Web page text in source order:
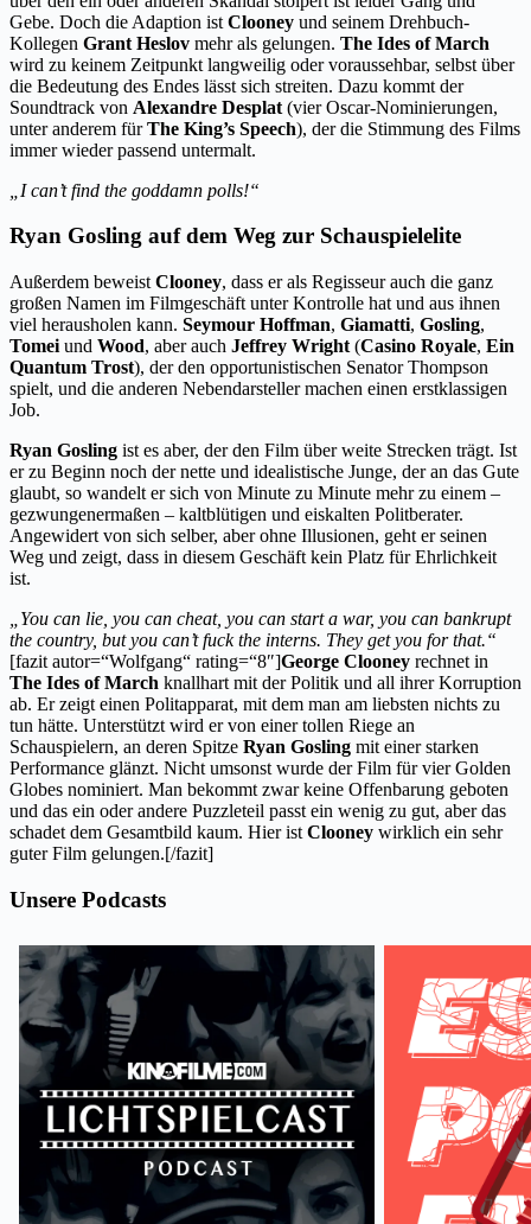
Gebe. Doch die Adaption ist Clooney und seinem Drehbuch-
Kollegen Grant Heslov mehr als gelungen. The Ides of March
wird zu keinem Zeitpunkt langweilig oder voraussehbar, selbst über
die Bedeutung des Endes lässt sich streiten. Dazu kommt der
Soundtrack von Alexandre Desplat (vier Oscar-Nominierungen,
unter anderem fürThe King’s Speech), der die Stimmung des Films
immer wieder passend untermalt.
„I can’t find the goddamn polls!“
Ryan Gosling auf dem Weg zur Schauspielelite
Außerdem beweist Clooney, dass er als Regisseur auch die ganz
großen Namen im Filmgeschäft unter Kontrolle hat und aus ihnen
viel herausholen kann. Seymour Hoffman, Giamatti, Gosling,
Tomei und Wood, aber auch Jeffrey Wright (Casino Royale, Ein
Quantum Trost), der den opportunistischen Senator Thompson
spielt, und die anderen Nebendarsteller machen einen erstklassigen
Job.
Ryan Gosling ist es aber, der den Film über weite Strecken trägt. Ist
er zu Beginn noch der nette und idealistische Junge, der an das Gute
glaubt, so wandelt er sich von Minute zu Minute mehr zu einem –
gezwungenermaßen – kaltblütigen und eiskalten Politberater.
Angewidert von sich selber, aber ohne Illusionen, geht er seinen
Weg und zeigt, dass in diesem Geschäft kein Platz für Ehrlichkeit
ist.
„You can lie, you can cheat, you can start a war, you can bankrupt
the country, but you can’t fuck the interns. They get you for that.“
[fazit autor=“Wolfgang“ rating=“8″]George Clooney rechnet in
The Ides of March knallhart mit der Politik und all ihrer Korruption
ab. Er zeigt einen Politapparat, mit dem man am liebsten nichts zu
tun hätte. Unterstützt wird er von einer tollen Riege an
Schauspielern, an deren Spitze Ryan Gosling mit einer starken
Performance glänzt. Nicht umsonst wurde der Film für vier Golden
Globes nominiert. Man bekommt zwar keine Offenbarung geboten
und das ein oder andere Puzzleteil passt ein wenig zu gut, aber das
schadet dem Gesamtbild kaum. Hier ist Clooney wirklich ein sehr
guter Film gelungen.[/fazit]
Unsere Podcasts